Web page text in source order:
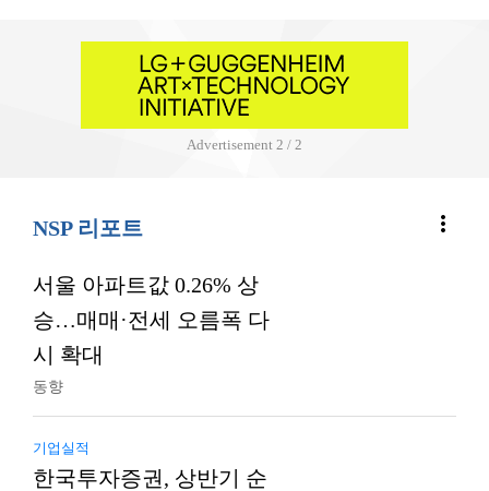
Advertisement 2 / 2
NSP 리포트 more_vert
서울 아파트값 0.26% 상
승…매매·전세 오름폭 다
시 확대
동향
기업실적
한국투자증권, 상반기 순